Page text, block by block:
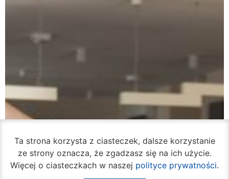
Ta strona korzysta z ciasteczek, dalsze korzystanie
ze strony oznacza, że zgadzasz się na ich użycie.
Więcej o ciasteczkach w naszej polityce prywatności.